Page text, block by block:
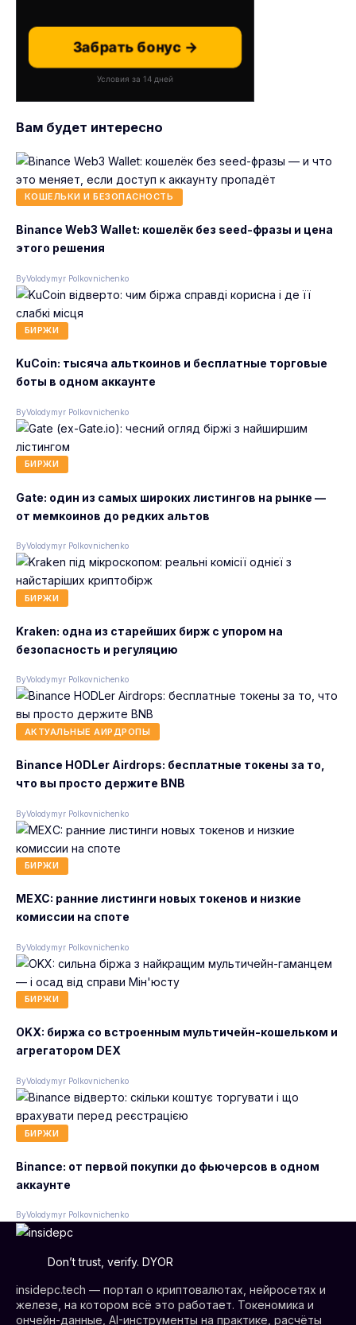
Забрать бонус →
Условия за 14 дней
Вам будет интересно
КОШЕЛЬКИ И БЕЗОПАСНОСТЬ
Binance Web3 Wallet: кошелёк без seed-фразы и цена
этого решения
ByVolodymyr Polkovnichenko
БИРЖИ
KuCoin: тысяча альткоинов и бесплатные торговые
боты в одном аккаунте
ByVolodymyr Polkovnichenko
БИРЖИ
Gate: один из самых широких листингов на рынке —
от мемкоинов до редких альтов
ByVolodymyr Polkovnichenko
БИРЖИ
Kraken: одна из старейших бирж с упором на
безопасность и регуляцию
ByVolodymyr Polkovnichenko
АКТУАЛЬНЫЕ АИРДРОПЫ
Binance HODLer Airdrops: бесплатные токены за то,
что вы просто держите BNB
ByVolodymyr Polkovnichenko
БИРЖИ
MEXC: ранние листинги новых токенов и низкие
комиссии на споте
ByVolodymyr Polkovnichenko
БИРЖИ
OKX: биржа со встроенным мультичейн-кошельком и
агрегатором DEX
ByVolodymyr Polkovnichenko
БИРЖИ
Binance: от первой покупки до фьючерсов в одном
аккаунте
ByVolodymyr Polkovnichenko
Don’t trust, verify. DYOR
insidepc.tech — портал о криптовалютах, нейросетях и
железе, на котором всё это работает. Токеномика и
ончейн-данные, AI-инструменты на практике, расчёты